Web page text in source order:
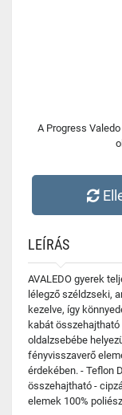
A Progress
LEÍRÁS
AVALEDO gyerek
lélegző széldzseki,
kezelve, így
kabát
oldalzsebébe
fényvisszaverő
érdekében. - Teflon
összehajtható -
elemek 100%